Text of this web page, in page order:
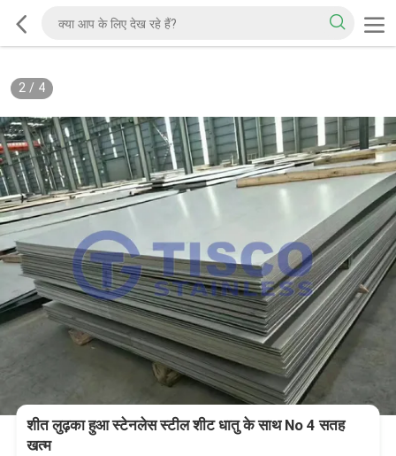
2/ 4
शीत लुढ़का हुआ स्टेनलेस स्टील शीट धातु के साथ No 4 सतह
खत्म